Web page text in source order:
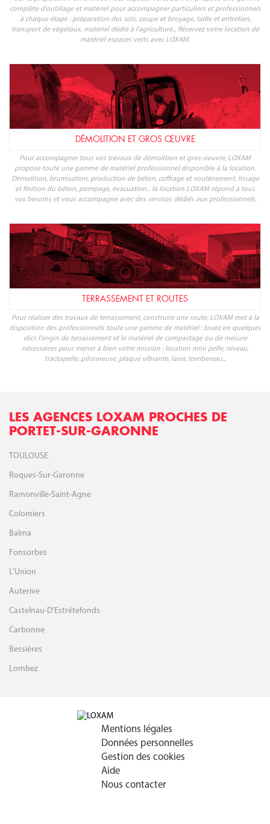
complète d'outillage et matériel pour accompagner particuliers et professionnels
à chaque étape : préparation des sols, coupe et broyage, taille et entretien,
transport de végétaux, matériel dédié à l'agriculture... Réservez votre location de
matériel espaces verts avec LOXAM.
DÉMOLITION ET GROS ŒUVRE
Pour accompagner tous vos travaux de démolition et gros-oeuvre, LOXAM
propose toute une gamme de matériel professionnel disponible à la location.
Démolition, brumisation, production de béton, coffrage et soutènement, lissage
et finition du béton, pompage, évacuation... la location LOXAM répond à tous
vos besoins et vous accompagne avec des services dédiés aux professionnels.
TERRASSEMENT ET ROUTES
Pour réaliser des travaux de terrassement, construire une route, LOXAM met à la
disposition des professionnels toute une gamme de matériel : louez en quelques
clics l'engin de terrassement et le matériel de compactage ou de mesure
nécessaires pour mener à bien votre mission : location mini pelle, niveau,
tractopelle, pilonneuse, plaque vibrante, laser, tombereau...
LES AGENCES LOXAM PROCHES DE
PORTET-SUR-GARONNE
TOULOUSE
Roques-Sur-Garonne
Ramonville-Saint-Agne
Colomiers
Balma
Fonsorbes
L'Union
Auterive
Castelnau-D'Estrétefonds
Carbonne
Bessières
Lombez
Mentions légales
Données personnelles
Gestion des cookies
Aide
Nous contacter